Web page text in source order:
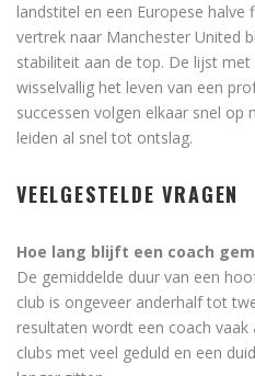
landstitel en een Europese
vertrek naar Manchester United
stabiliteit aan de top. De lijst
wisselvallig het leven van een
successen volgen elkaar snel op
leiden al snel tot ontslag.
VEELGESTELDE VRAGEN
Hoe lang blijft een coach
De gemiddelde duur van een
club is ongeveer anderhalf tot
resultaten wordt een coach vaak
clubs met veel geduld en een